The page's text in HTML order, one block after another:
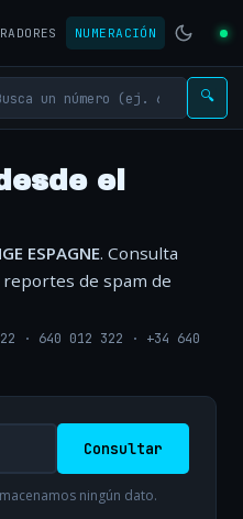
NUMERACIÓN
🔍
el
ESPAGNE. Consulta
de spam de
· 640 012 322 · +34 640
Consultar
ningún dato.